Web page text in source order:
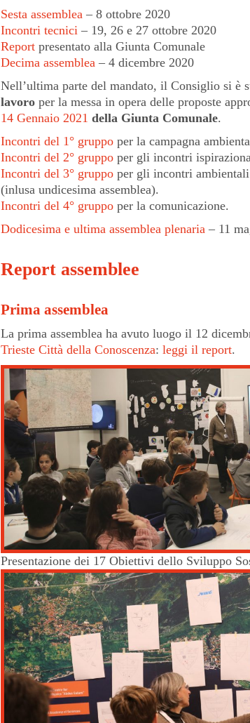
Sesta assemblea – 8 ottobre 2020
Incontri tecnici – 19, 26 e 27 ottobre 2020
Report presentato alla Giunta Comunale
Decima assemblea – 4 dicembre 2020
Nell’ultima parte del mandato, il Consiglio si è
lavoro per la messa in opera delle proposte
14 Gennaio 2021 della Giunta Comunale.
Incontri del 1° gruppo per la campagna
Incontri del 2° gruppo per gli incontri
Incontri del 3° gruppo per gli incontri
(inlusa undicesima assemblea).
Incontri del 4° gruppo per la comunicazione.
Dodicesima e ultima assemblea plenaria – 11
Report assemblee
Prima assemblea
La prima assemblea ha avuto luogo il 12
Trieste Città della Conoscenza: leggi il report.
Presentazione dei 17 Obiettivi dello Sviluppo